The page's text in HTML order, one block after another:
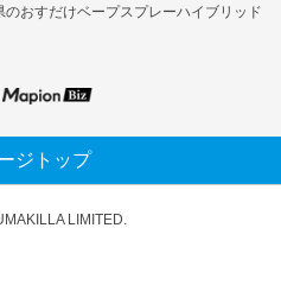
のおすだけベープスプレーハイブリッド
ジトップ
LIMITED.